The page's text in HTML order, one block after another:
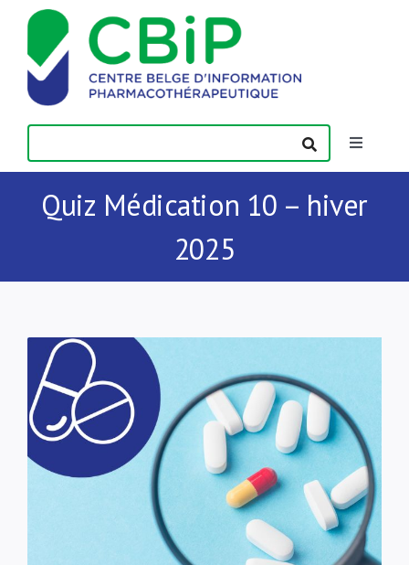
Passer
contenu
Toggle
Actualités
Contact
À propos de nous
Quiz Médication 10 – hiver
2025